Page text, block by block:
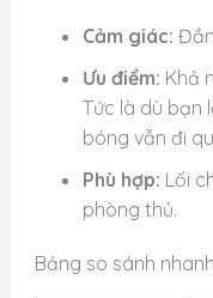
Cảm giác:
Ưu điểm: Khả
Tức là dù bạn
bóng vẫn đi
Phù hợp: Lối
phòng thủ.
Bảng so sánh nhanh